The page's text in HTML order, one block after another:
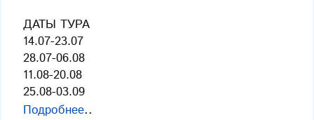
ДАТЫ ТУРА
14.07-23.07
28.07-06.08
11.08-20.08
25.08-03.09
Подробнее..